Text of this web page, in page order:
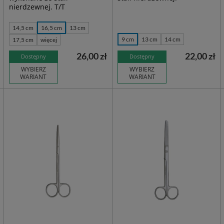
nierdzewnej. T/T
14,5 cm 16,5 cm
13 cm
17,5 cm
więcej
Dostępny
WYBIERZ
WARIANT
26,00 zł
9 cm 13 cm 14 cm
Dostępny
WYBIERZ
WARIANT
22,00 zł